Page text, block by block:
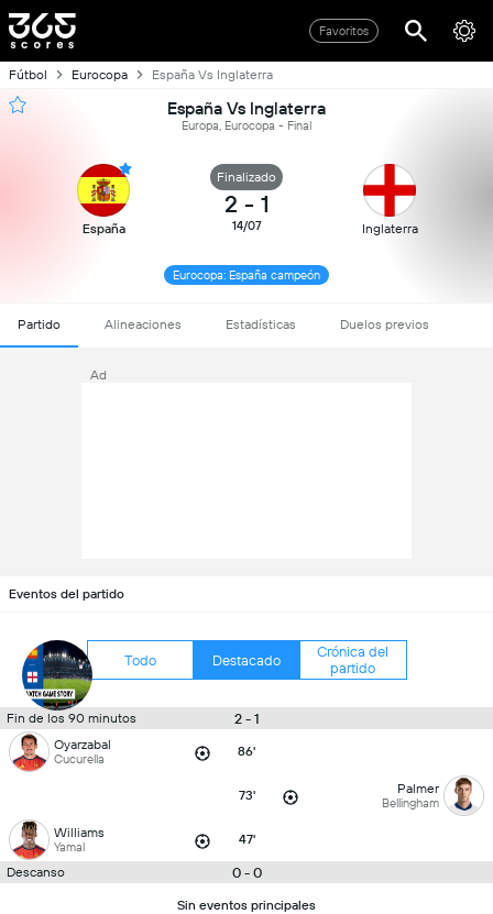
Favoritos
Fútbol Eurocopa España Vs Inglaterra
España Vs Inglaterra
Europa, Eurocopa - Final
España
Finalizado
2 - 1
14/07 Inglaterra
Eurocopa: España campeón
Partido Alineaciones Estadísticas Duelos previos
Ad
Eventos del partido
Todo Destacado
Crónica del
partido
Fin de los 90 minutos 2 - 1
Oyarzabal
Cucurella 86'
73' Palmer
Bellingham
Williams
Yamal 47'
Descanso 0 - 0
Sin eventos principales